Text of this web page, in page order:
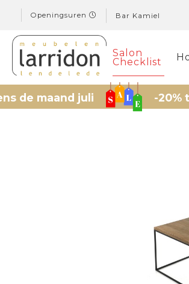
Openingsuren Bar Kamiel
Salon
Checklist
maand juli -20% tot -